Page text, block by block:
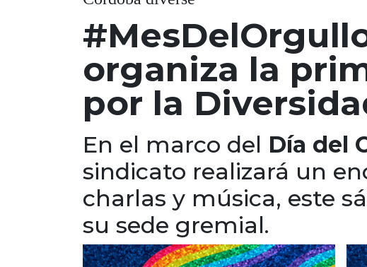
organiza la
por la
En el marco del Día del
sindicato realizará un
charlas y música, este
su sede gremial.